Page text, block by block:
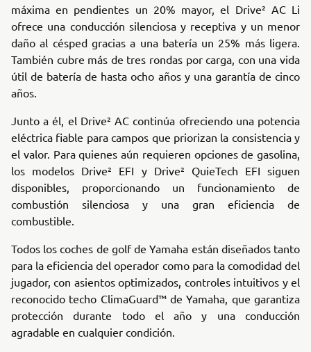
máxima en pendientes un 20% mayor, el Drive² AC Li
ofrece una conducción silenciosa y receptiva y un menor
daño al césped gracias a una batería un 25% más ligera.
También cubre más de tres rondas por carga, con una vida
útil de batería de hasta ocho años y una garantía de cinco
años.
Junto a él, el Drive² AC continúa ofreciendo una potencia
eléctrica fiable para campos que priorizan la consistencia y
el valor. Para quienes aún requieren opciones de gasolina,
los modelos Drive² EFI y Drive² QuieTech EFI siguen
disponibles, proporcionando un funcionamiento de
combustión silenciosa y una gran eficiencia de
combustible.
Todos los coches de golf de Yamaha están diseñados tanto
para la eficiencia del operador como para la comodidad del
jugador, con asientos optimizados, controles intuitivos y el
reconocido techo ClimaGuard™ de Yamaha, que garantiza
protección durante todo el año y una conducción
agradable en cualquier condición.